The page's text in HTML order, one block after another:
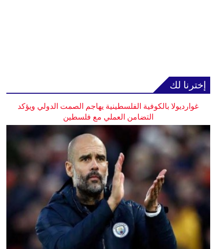
إخترنا لك
غوارديولا بالكوفية الفلسطينية يهاجم الصمت الدولي ويؤكد
التضامن العملي مع فلسطين